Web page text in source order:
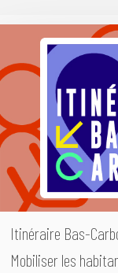
Itinéraire Bas-
Mobiliser les